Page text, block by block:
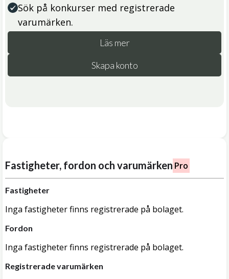
Sök på konkurser med registrerade
varumärken.
Läs mer
Skapa konto
Fastigheter, fordon och varumärken Pro
Fastigheter
Inga fastigheter finns registrerade på bolaget.
Fordon
Inga fastigheter finns registrerade på bolaget.
Registrerade varumärken